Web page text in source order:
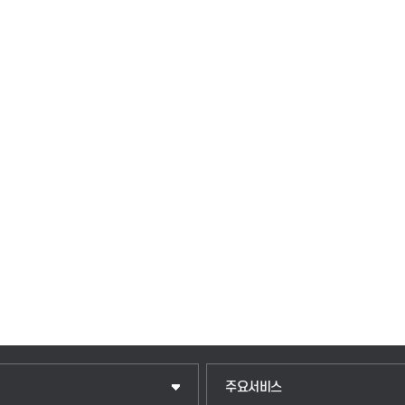
주요서비스
입학안내